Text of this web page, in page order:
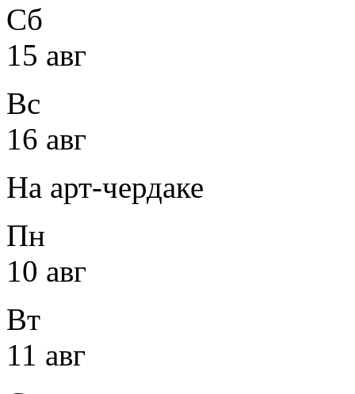
Сб
15 авг
Вс
16 авг
На арт-чердаке
Пн
10 авг
Вт
11 авг